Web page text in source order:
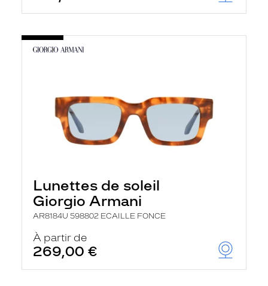
Lunettes de soleil
Giorgio Armani
AR8184U 598802 ECAILLE FONCE
À partir de
269,00 €